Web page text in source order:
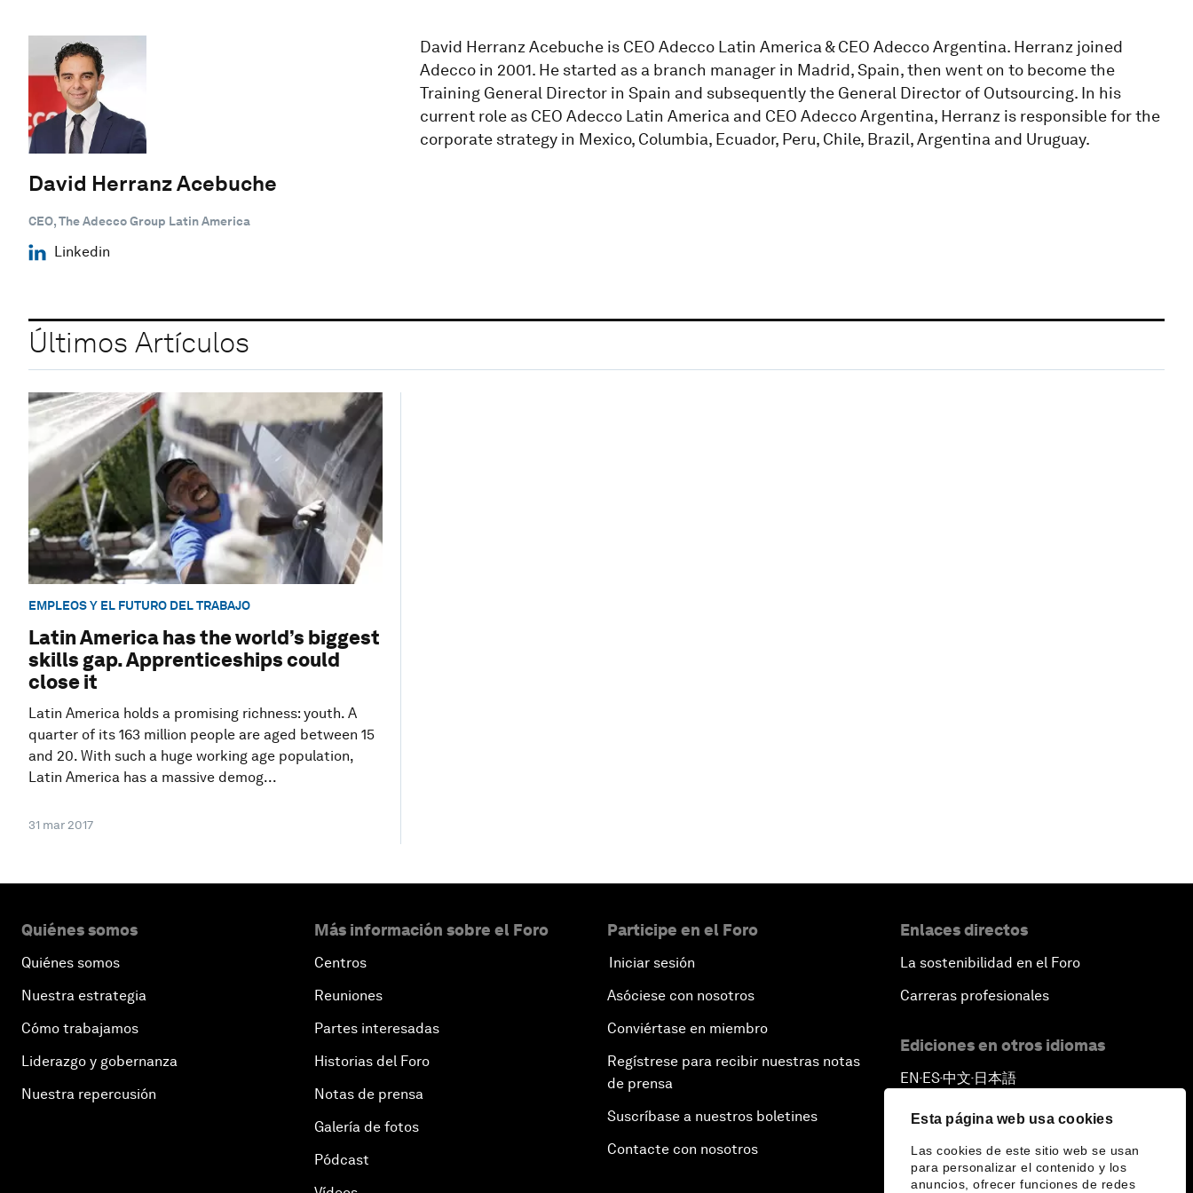
Esta página web usa cookies
Las cookies de este sitio web se usan
para personalizar el contenido y los
anuncios, ofrecer funciones de redes
David Herranz Acebuche
CEO, The Adecco Group Latin America
Linkedin
David Herranz Acebuche is CEO Adecco Latin America & CEO Adecco Argentina. Herranz joined
Adecco in 2001. He started as a branch manager in Madrid, Spain, then went on to become the
Training General Director in Spain and subsequently the General Director of Outsourcing. In his
current role as CEO Adecco Latin America and CEO Adecco Argentina, Herranz is responsible for the
corporate strategy in Mexico, Columbia, Ecuador, Peru, Chile, Brazil, Argentina and Uruguay.
Últimos Artículos
EMPLEOS Y EL FUTURO DEL TRABAJO
Latin America has the world’s biggest
skills gap. Apprenticeships could
close it
Latin America holds a promising richness: youth. A
quarter of its 163 million people are aged between 15
and 20. With such a huge working age population,
Latin America has a massive demog...
31 mar 2017
Quiénes somos
Quiénes somos
Nuestra estrategia
Cómo trabajamos
Liderazgo y gobernanza
Nuestra repercusión
Más información sobre el Foro
Centros
Reuniones
Partes interesadas
Historias del Foro
Notas de prensa
Galería de fotos
Pódcast
Participe en el Foro
Iniciar sesión
Asóciese con nosotros
Conviértase en miembro
Regístrese para recibir nuestras notas
de prensa
Suscríbase a nuestros boletines
Contacte con nosotros
Enlaces directos
La sostenibilidad en el Foro
Carreras profesionales
Ediciones en otros idiomas
EN ▪ ES▪中文▪ 日本語